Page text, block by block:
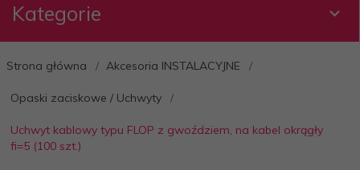
Kategorie
Strona główna Akcesoria INSTALACYJNE
Opaski zaciskowe / Uchwyty
Uchwyt kablowy typu FLOP z gwoździem, na kabel okrągły
fi=5 (100 szt.)